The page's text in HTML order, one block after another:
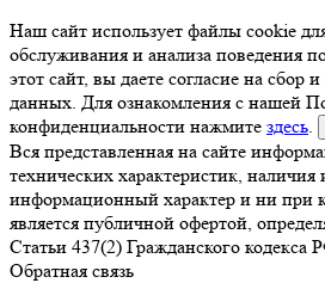
Наш сайт использует файлы cookie
обслуживания и анализа поведения
этот сайт, вы даете согласие на сбор
данных. Для ознакомления с нашей
конфиденциальности нажмите здесь.
Вся представленная на сайте
технических характеристик,
информационный характер и ни при
является публичной офертой,
Статьи 437(2) Гражданского кодекса
Обратная связь